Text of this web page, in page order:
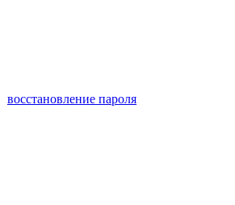
восстановление пароля